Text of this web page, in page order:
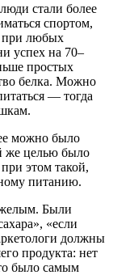
стали более
спортом,
при любых
успех на 70–
простых
белка. Можно
— тогда
можно было
же целью было
этом такой,
питанию.
Были
«если
должны
продукта: нет
было самым